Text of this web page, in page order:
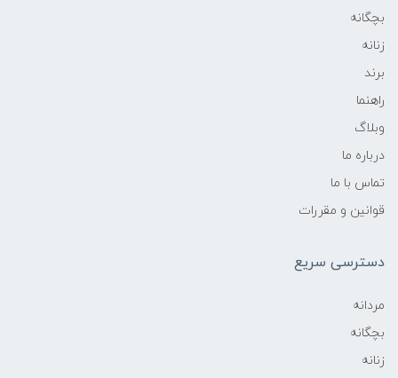
بچگانه
زنانه
برند
راهنما
وبلاگ
درباره ما
تماس با ما
قوانین و مقررات
دسترسی سریع
مردانه
بچگانه
زنانه